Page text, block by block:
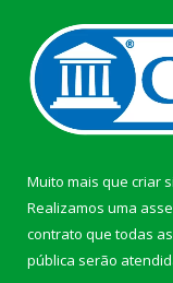
Muito mais que criar
Realizamos uma
contrato que todas
pública serão